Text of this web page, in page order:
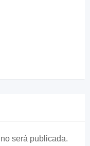
será publicada.